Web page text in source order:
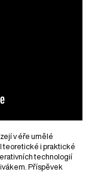
v éře umělé
teoretické i praktické
technologií
Příspěvek